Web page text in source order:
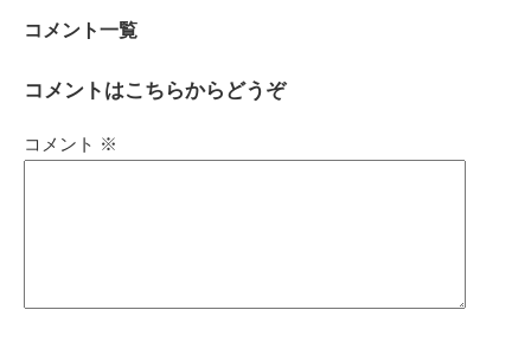
コメント一覧
コメントはこちらからどうぞ
コメント ※